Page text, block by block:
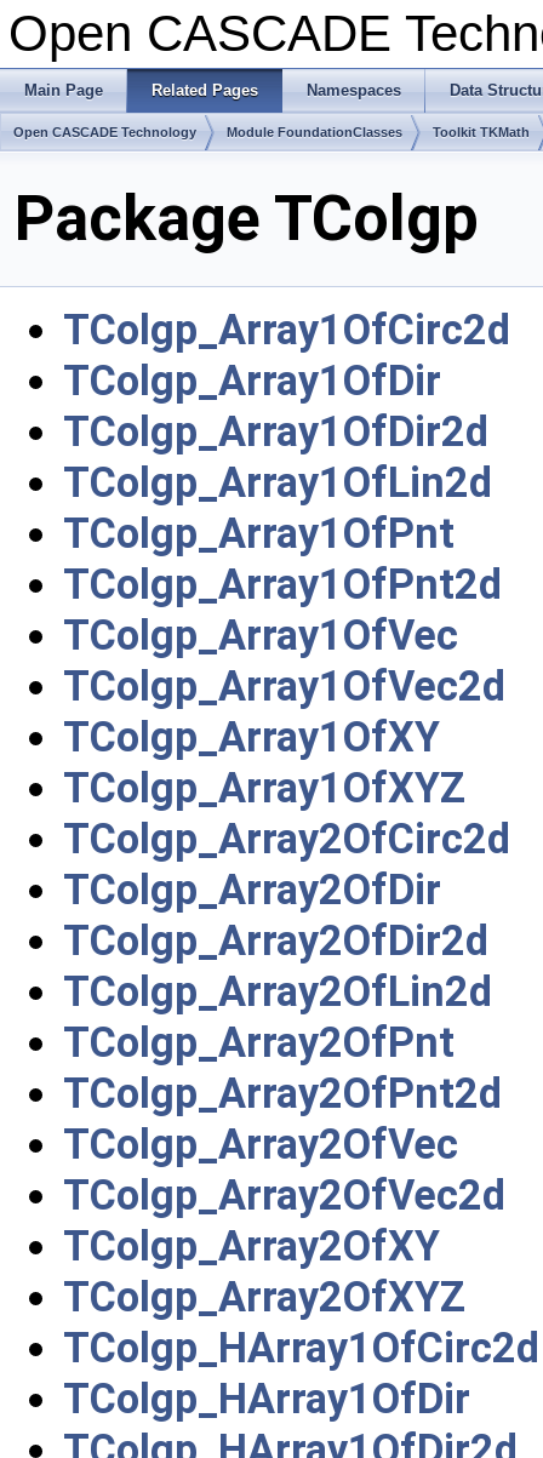
Open CASCADE
Main Page Related Pages Namespaces Data
Open CASCADE Technology Module FoundationClasses Toolkit TKMath
Package TColgp
TColgp_Array1OfCirc2d
TColgp_Array1OfDir
TColgp_Array1OfDir2d
TColgp_Array1OfLin2d
TColgp_Array1OfPnt
TColgp_Array1OfPnt2d
TColgp_Array1OfVec
TColgp_Array1OfVec2d
TColgp_Array1OfXY
TColgp_Array1OfXYZ
TColgp_Array2OfCirc2d
TColgp_Array2OfDir
TColgp_Array2OfDir2d
TColgp_Array2OfLin2d
TColgp_Array2OfPnt
TColgp_Array2OfPnt2d
TColgp_Array2OfVec
TColgp_Array2OfVec2d
TColgp_Array2OfXY
TColgp_Array2OfXYZ
TColgp_HArray1OfCirc2d
TColgp_HArray1OfDir